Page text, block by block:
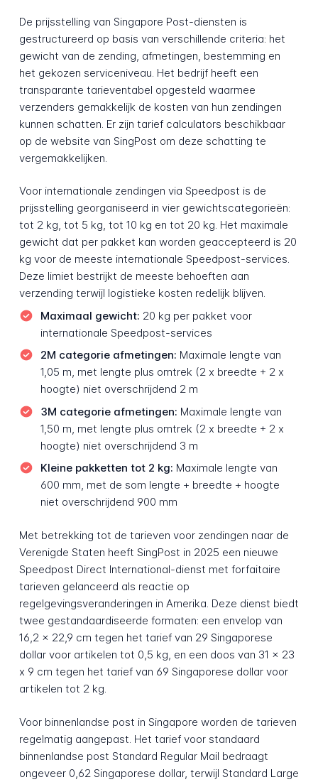
De prijsstelling van Singapore Post-diensten is
gestructureerd op basis van verschillende criteria: het
gewicht van de zending, afmetingen, bestemming en
het gekozen serviceniveau. Het bedrijf heeft een
transparante tarieventabel opgesteld waarmee
verzenders gemakkelijk de kosten van hun zendingen
kunnen schatten. Er zijn tarief calculators beschikbaar
op de website van SingPost om deze schatting te
vergemakkelijken.
Voor internationale zendingen via Speedpost is de
prijsstelling georganiseerd in vier gewichtscategorieën:
tot 2 kg, tot 5 kg, tot 10 kg en tot 20 kg. Het maximale
gewicht dat per pakket kan worden geaccepteerd is 20
kg voor de meeste internationale Speedpost-services.
Deze limiet bestrijkt de meeste behoeften aan
verzending terwijl logistieke kosten redelijk blijven.
Maximaal gewicht: 20 kg per pakket voor
internationale Speedpost-services
2M categorie afmetingen: Maximale lengte van
1,05 m, met lengte plus omtrek (2 x breedte + 2 x
hoogte) niet overschrijdend 2 m
3M categorie afmetingen: Maximale lengte van
1,50 m, met lengte plus omtrek (2 x breedte + 2 x
hoogte) niet overschrijdend 3 m
Kleine pakketten tot 2 kg: Maximale lengte van
600 mm, met de som lengte + breedte + hoogte
niet overschrijdend 900 mm
Met betrekking tot de tarieven voor zendingen naar de
Verenigde Staten heeft SingPost in 2025 een nieuwe
Speedpost Direct International-dienst met forfaitaire
tarieven gelanceerd als reactie op
regelgevingsveranderingen in Amerika. Deze dienst biedt
twee gestandaardiseerde formaten: een envelop van
16,2 x 22,9 cm tegen het tarief van 29 Singaporese
dollar voor artikelen tot 0,5 kg, en een doos van 31 x 23
x 9 cm tegen het tarief van 69 Singaporese dollar voor
artikelen tot 2 kg.
Voor binnenlandse post in Singapore worden de tarieven
regelmatig aangepast. Het tarief voor standaard
binnenlandse post Standard Regular Mail bedraagt
ongeveer 0,62 Singaporese dollar, terwijl Standard Large